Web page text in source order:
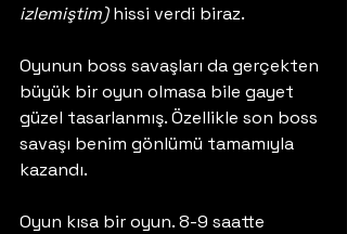
izlemiştim) hissi verdi biraz.
Oyunun boss savaşları da gerçekten
büyük bir oyun olmasa bile gayet
güzel tasarlanmış. Özellikle son boss
savaşı benim gönlümü tamamıyla
kazandı.
Oyun kısa bir oyun. 8-9 saatte